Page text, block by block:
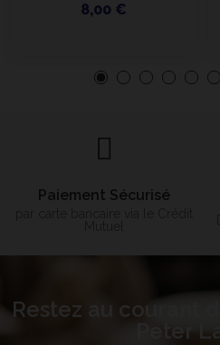
8,00 €
Paiement Sécurisé
Restez au courant
Peter